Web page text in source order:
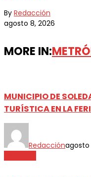
By Redacción
agosto 8, 2026
MORE IN:
MUNICIPIO DE
TURÍSTICA EN LA
Redacciónagosto